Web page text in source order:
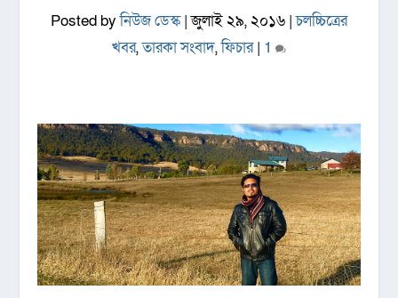
Posted byনিউজ ডেস্ক|জুলাই ২৯, ২০১৬ |চলচ্চিত্রের
খবর,তারকা সংবাদ,ফিচার| 1